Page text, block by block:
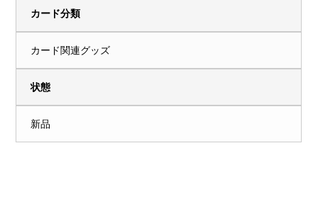
カード分類
カード関連グッズ
状態
新品